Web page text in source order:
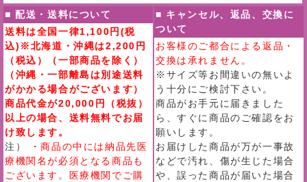
■ 配送・送料について
送料は全国一律1,100円(税
込)※北海道・沖縄は2,200円
（税込）（一部商品を除く）
（沖縄・一部離島は別途送料
がかかる場合がございます）
商品代金が20,000円（税抜）
以上の場合、送料無料でお届
け致します。
注） ・商品の中には納品先医
療機関名が必須となる商品も
ございます。医療機関でご購
■ キャンセル、返品、交換に
ついて
お客様のご都合による返品・
交換は承れません。
※サイズ等お間違いの無いよ
う十分にご検討下さい。
商品がお手元に届きました
ら、すぐに商品のご確認をお
願いします。
お届けした商品が万が一事故
などで汚れ、傷が生じた場合
や、誤った商品が届いた場合